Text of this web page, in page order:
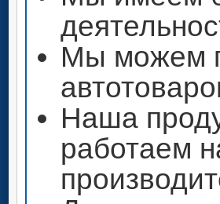
Мы можем
Наша
работаем